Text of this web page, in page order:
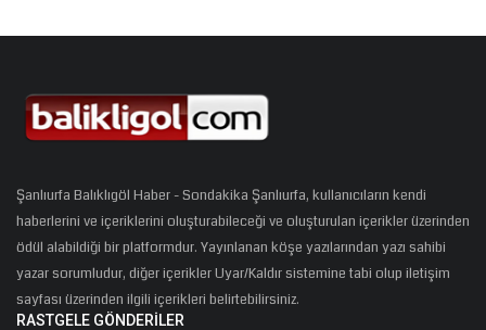
Şanlıurfa Balıklıgöl Haber - Sondakika Şanlıurfa, kullanıcıların kendi
haberlerini ve içeriklerini oluşturabileceği ve oluşturulan içerikler üzerinden
ödül alabildiği bir platformdur. Yayınlanan köşe yazılarından yazı sahibi
yazar sorumludur, diğer içerikler Uyar/Kaldır sistemine tabi olup iletişim
sayfası üzerinden ilgili içerikleri belirtebilirsiniz.
RASTGELE GÖNDERILER